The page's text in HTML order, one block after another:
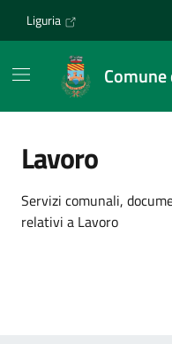
Liguria
Lavoro
Dettagli
Servizi comunali,
relativi a Lavoro